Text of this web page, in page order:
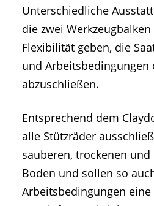
Unterschiedliche
die zwei
Flexibilität geben, die
und Arbeitsbedingungen
abzuschließen.
Entsprechend dem
alle Stützräder
sauberen, trockenen
Boden und sollen so
Arbeitsbedingungen